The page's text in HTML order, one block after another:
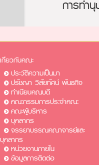
การทำ
เกี่ยวกับคณะ
ประวัติความเป็นมา
ปรัชญา วิสัยทัศน์ พันธกิจ
ทำเนียบคณบดี
คณะกรรมการประจำคณะ
คณะผู้บริหาร
บุคลากร
จรรยาบรรณคณาจารย์และ
บุคลากร
หน่วยงานภายใน
ข้อมูลการติดต่อ